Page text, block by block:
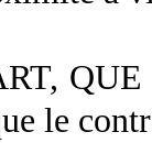
QUE
le